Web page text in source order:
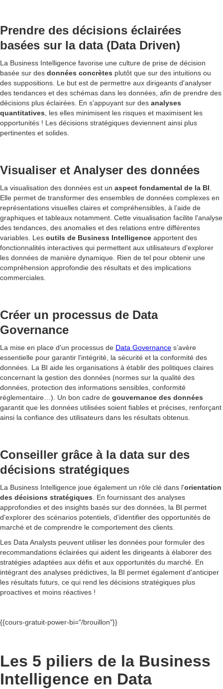
Prendre des décisions éclairées
basées sur la data (Data Driven)
La Business Intelligence favorise une culture de prise de décision
basée sur des données concrètes plutôt que sur des intuitions ou
des suppositions. Le but est de permettre aux dirigeants d'analyser
des tendances et des schémas dans les données, afin de prendre des
décisions plus éclairées. En s'appuyant sur des analyses
quantitatives , les elles minimisent les risques et maximisent les
opportunités ! Les décisions stratégiques deviennent ainsi plus
pertinentes et solides.
Visualiser et Analyser des données
La visualisation des données est un aspect fondamental de la BI
Elle permet de transformer des ensembles de données complexes en
représentations visuelles claires et compréhensibles, à l’aide de
graphiques et tableaux notamment. Cette visualisation facilite l'analyse
des tendances, des anomalies et des relations entre différentes
variables. Les outils de Business Intelligence apportent des
fonctionnalités interactives qui permettent aux utilisateurs d'explorer
les données de manière dynamique. Rien de tel pour obtenir une
compréhension approfondie des résultats et des implications
commerciales.
Créer un processus de Data
Governance
La mise en place d'un processus de Data Governance s’avère
essentielle pour garantir l'intégrité, la sécurité et la conformité des
données. La BI aide les organisations à établir des politiques claires
concernant la gestion des données (normes sur la qualité des
données, protection des informations sensibles, conformité
réglementaire…). Un bon cadre de gouvernance des données
garantit que les données utilisées soient fiables et précises, renforçant
ainsi la confiance des utilisateurs dans les résultats obtenus.
Conseiller grâce à la data sur des
décisions stratégiques
La Business Intelligence joue également un rôle clé dans l'orientation
des décisions stratégiques . En fournissant des analyses
approfondies et des insights basés sur des données, la BI permet
d'explorer des scénarios potentiels, d'identifier des opportunités de
marché et de comprendre le comportement des clients.
Les Data Analysts peuvent utiliser les données pour formuler des
recommandations éclairées qui aident les dirigeants à élaborer des
stratégies adaptées aux défis et aux opportunités du marché. En
intégrant des analyses prédictives, la BI permet également d'anticiper
les résultats futurs, ce qui rend les décisions stratégiques plus
proactives et moins réactives !
{{cours-gratuit-power-bi="/brouillon"}}
Les 5 piliers de la Business
Intelligence en Data